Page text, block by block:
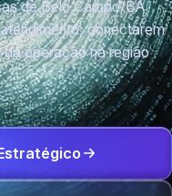
de Belo Campo/BA
conectarem
operação na região